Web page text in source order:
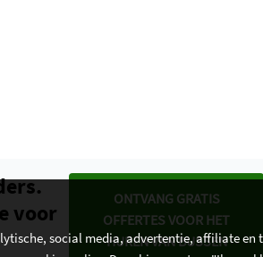
social media, advertentie, affiliate en
voor
ONTVANG GRATIS
OFFERTES VOOR HET
HUREN VAN BUSSEN